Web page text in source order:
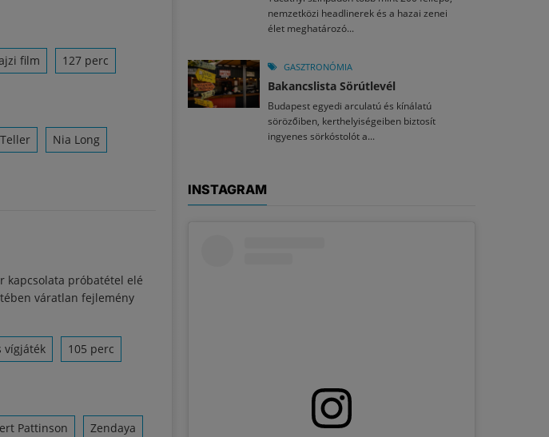
film 127 perc
Nia Long
kapcsolata próbatétel elé
váratlan fejlemény
vígjáték 105 perc
Pattinson Zendaya
nemzetközi headlinerek és a hazai zenei
élet meghatározó...
GASZTRONÓMIA
Bakancslista Sörútlevél
Budapest egyedi arculatú és kínálatú
sörözőiben, kerthelyiségeiben biztosít
ingyenes sörkóstolót a...
INSTAGRAM